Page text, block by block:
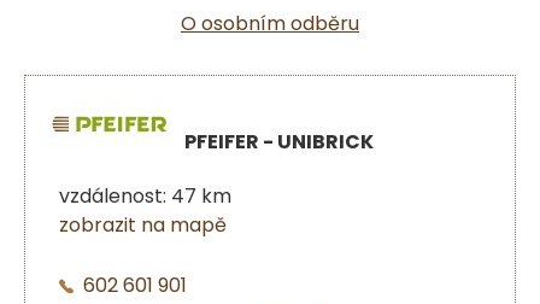
O osobním odběru
PFEIFER - UNIBRICK
vzdálenost: 47 km
zobrazit na mapě
602 601 901